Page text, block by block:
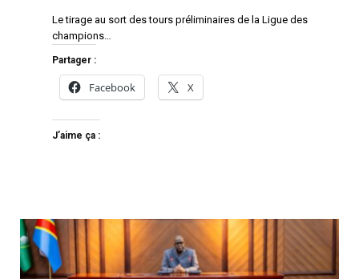
Le tirage au sort des tours préliminaires de la Ligue des
champions…
Partager :
Facebook X
J’aime ça :